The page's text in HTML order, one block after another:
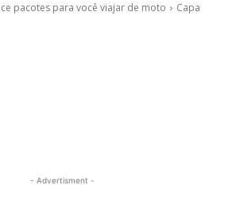
pacotes para você viajar de moto Capa
- Advertisment -